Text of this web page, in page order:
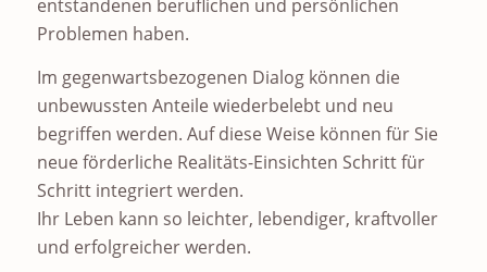
entstandenen beruflichen und persönlichen
Problemen haben.
Im gegenwartsbezogenen Dialog können die
unbewussten Anteile wiederbelebt und neu
begriffen werden. Auf diese Weise können für Sie
neue förderliche Realitäts-Einsichten Schritt für
Schritt integriert werden.
Ihr Leben kann so leichter, lebendiger, kraftvoller
und erfolgreicher werden.